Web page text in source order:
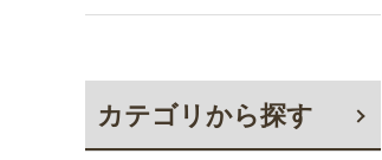
カテゴリから探す